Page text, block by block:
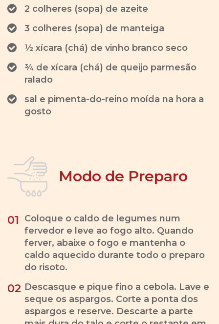
2 colheres (sopa) de azeite
3 colheres (sopa) de manteiga
½ xícara (chá) de vinho branco seco
¾ de xícara (chá) de queijo parmesão
ralado
sal e pimenta-do-reino moída na hora a
gosto
Modo de Preparo
01
Coloque o caldo de legumes num
fervedor e leve ao fogo alto. Quando
ferver, abaixe o fogo e mantenha o
caldo aquecido durante todo o preparo
do risoto.
02 Descasque e pique fino a cebola. Lave e
seque os aspargos. Corte a ponta dos
aspargos e reserve. Descarte a parte